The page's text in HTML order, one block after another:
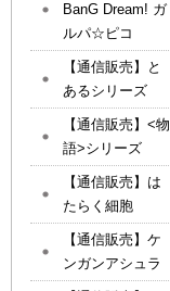
BanG Dream! ガ
ルパ☆ピコ
【通信販売】と
あるシリーズ
【通信販売】<物
語>シリーズ
【通信販売】は
たらく細胞
【通信販売】ケ
ンガンアシュラ